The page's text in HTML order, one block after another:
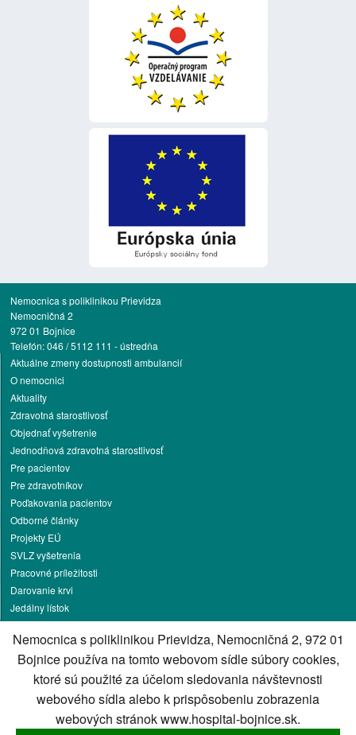
Nemocnica s poliklinikou Prievidza
Nemocničná 2
972 01 Bojnice
Telefón: 046 / 5112 111 - ústredňa
Aktuálne zmeny dostupnosti ambulancií
O nemocnici
Aktuality
Zdravotná starostlivosť
Objednať vyšetrenie
Jednodňová zdravotná starostlivosť
Pre pacientov
Pre zdravotníkov
Poďakovania pacientov
Odborné články
Projekty EÚ
SVLZ vyšetrenia
Pracovné príležitosti
Darovanie krvi
Jedálny lístok
Ochrana osobných údajov
Vakcinačné stredisko
Kontakt
Cookies nastavenie
Cookies - viac informácií
Správca obsahu
Nemocnica s poliklinikou Prievidza, Nemocničná 2, 972 01
Bojnice používa na tomto webovom sídle súbory cookies,
ktoré sú použité za účelom sledovania návštevnosti
webového sídla alebo k prispôsobeniu zobrazenia
webových stránok www.hospital-bojnice.sk.